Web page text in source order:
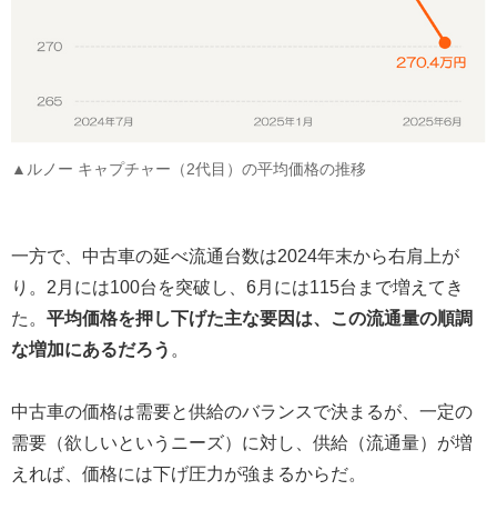
▲ルノー キャプチャー（2代目）の平均価格の推移
一方で、中古車の延べ流通台数は2024年末から右肩上が
り。2月には100台を突破し、6月には115台まで増えてき
た。 平均価格を押し下げた主な要因は、この流通量の順調
な増加にあるだろう 。
中古車の価格は需要と供給のバランスで決まるが、一定の
需要（欲しいというニーズ）に対し、供給（流通量）が増
えれば、価格には下げ圧力が強まるからだ。